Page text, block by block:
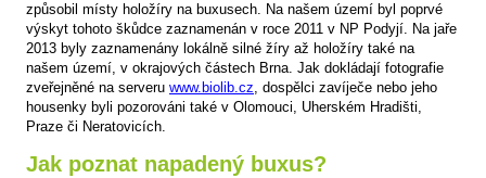
způsobil místy holožíry na buxusech. Na našem území byl poprvé
výskyt tohoto škůdce zaznamenán v roce 2011 v NP Podyjí. Na jaře
2013 byly zaznamenány lokálně silné žíry až holožíry také na
našem území, v okrajových částech Brna. Jak dokládají fotografie
zveřejněné na serveru www.biolib.cz, dospělci zavíječe nebo jeho
housenky byli pozorováni také v Olomouci, Uherském Hradišti,
Praze či Neratovicích.
Jak poznat napadený buxus?